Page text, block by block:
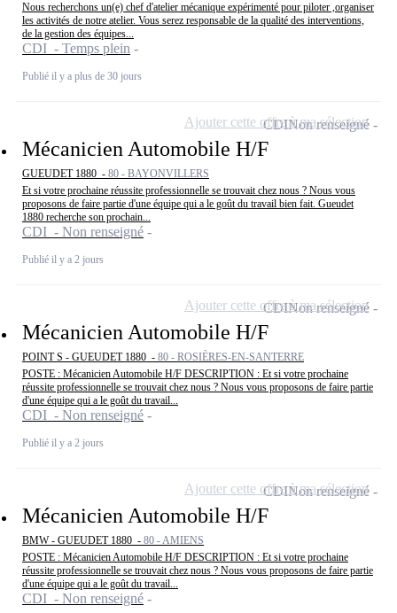
Nous recherchons un(e) chef d'atelier mécanique expérimenté pour piloter ,organiser
les activités de notre atelier. Vous serez responsable de la qualité des interventions,
de la gestion des équipes...
CDI - Temps plein
Publié il y a plus de 30 jours
Mécanicien Automobile H/F
GUEUDET 1880 - 80 - BAYONVILLERS
Et si votre prochaine réussite professionnelle se trouvait chez nous ? Nous vous
proposons de faire partie d'une équipe qui a le goût du travail bien fait. Gueudet
1880 recherche son prochain...
CDI - Non renseigné
Publié il y a 2 jours
CDINon renseigné
Ajouter cette offre à ma sélection
Mécanicien Automobile H/F
POINT S - GUEUDET 1880 - 80 - ROSIÈRES-EN-SANTERRE
POSTE : Mécanicien Automobile H/F DESCRIPTION : Et si votre prochaine
réussite professionnelle se trouvait chez nous ? Nous vous proposons de faire partie
d'une équipe qui a le goût du travail...
CDI - Non renseigné
Publié il y a 2 jours
CDINon renseigné
Ajouter cette offre à ma sélection
Mécanicien Automobile H/F
BMW - GUEUDET 1880 - 80 - AMIENS
POSTE : Mécanicien Automobile H/F DESCRIPTION : Et si votre prochaine
réussite professionnelle se trouvait chez nous ? Nous vous proposons de faire partie
d'une équipe qui a le goût du travail...
CDI - Non renseigné
CDINon renseigné
Ajouter cette offre à ma sélection